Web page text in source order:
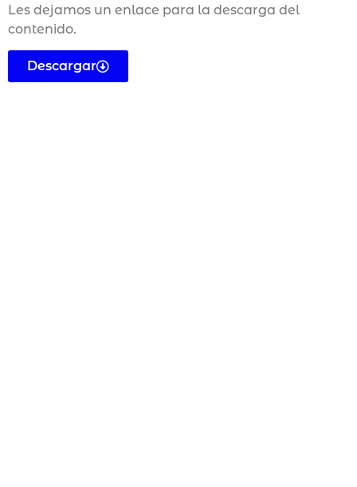
Les dejamos un enlace para la descarga del
contenido.
Descargar